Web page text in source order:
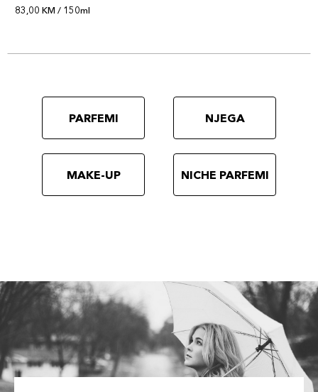
83,00 KM / 150ml
PARFEMI NJEGA
MAKE-UP NICHE PARFEMI